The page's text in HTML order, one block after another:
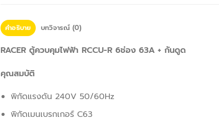
คำอธิบาย บทวิจารณ์ (0)
RACER ตู้ควบคุมไฟฟ้า RCCU-R 6ช่อง 63A + กันดูด
คุณสมบัติ
พิกัดแรงดัน 240V 50/60Hz
พิกัดเมนเบรกเกอร์ C63